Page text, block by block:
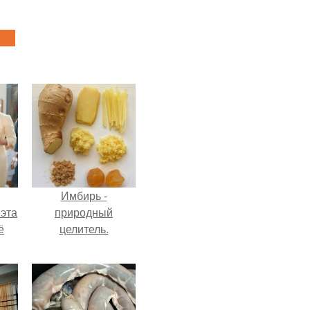
Имбирь -
природный
целитель.